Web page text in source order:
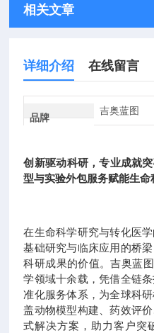
相关文章
详细介绍 在线留言
品牌
吉奥蓝图
创新驱动科研，专业成就
型与实验外包服务赋能生命
在生命科学研究与转化医
基础研究与临床应用的桥
科研成果的价值。吉奥蓝
学领域十余载，凭借全链
准化服务体系，为全球科
盖动物模型构建、药效评
式解决方案，助力客户突